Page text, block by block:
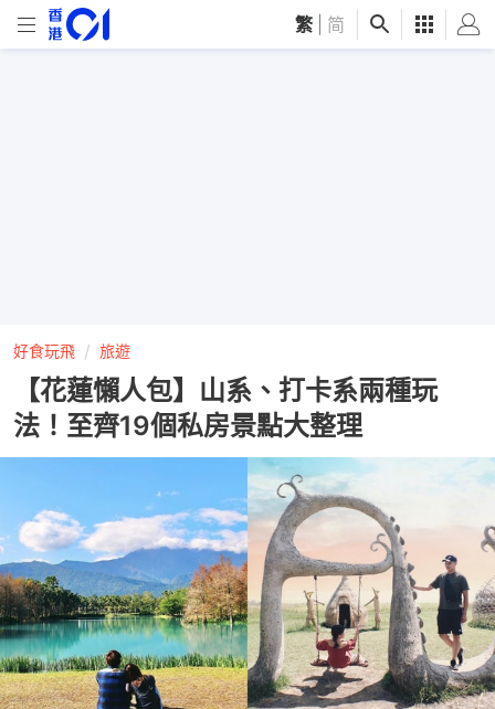
繁 简
好食玩飛 旅遊
【花蓮懶人包】山系、打卡系兩種玩
法！至齊19個私房景點大整理